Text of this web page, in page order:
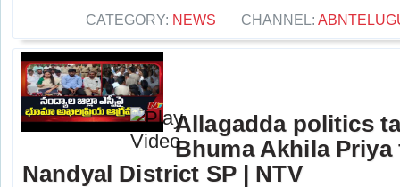
CATEGORY: NEWS CHANNEL:
Allagadda politics
Bhuma Akhila
Nandyal District SP | NTV